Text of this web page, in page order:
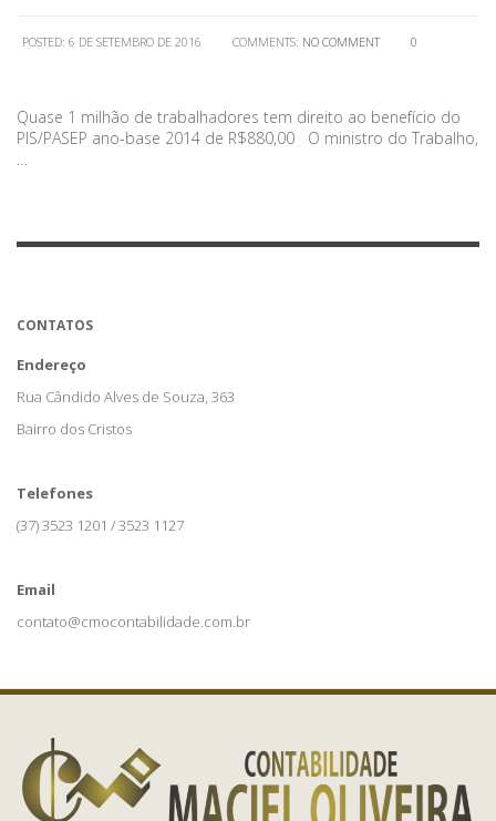
POSTED: 6 DE SETEMBRO DE 2016 COMMENTS: NO COMMENT 0
Quase 1 milhão de trabalhadores tem direito ao benefício do
PIS/PASEP ano-base 2014 de R$880,00 O ministro do Trabalho,
…
CONTATOS
Endereço
Rua Cândido Alves de Souza, 363
Bairro dos Cristos
Telefones
(37) 3523 1201 / 3523 1127
Email
contato@cmocontabilidade.com.br